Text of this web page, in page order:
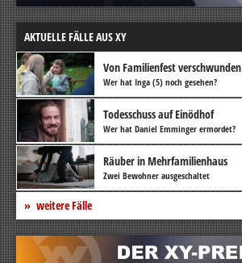
AKTUELLE FÄLLE AUS XY
Von Familienfest verschwunden
Wer hat Inga (5) noch gesehen?
Todesschuss auf Einödhof
Wer hat Daniel Emminger ermordet?
Räuber in Mehrfamilienhaus
Zwei Bewohner ausgeschaltet
weitere Fälle